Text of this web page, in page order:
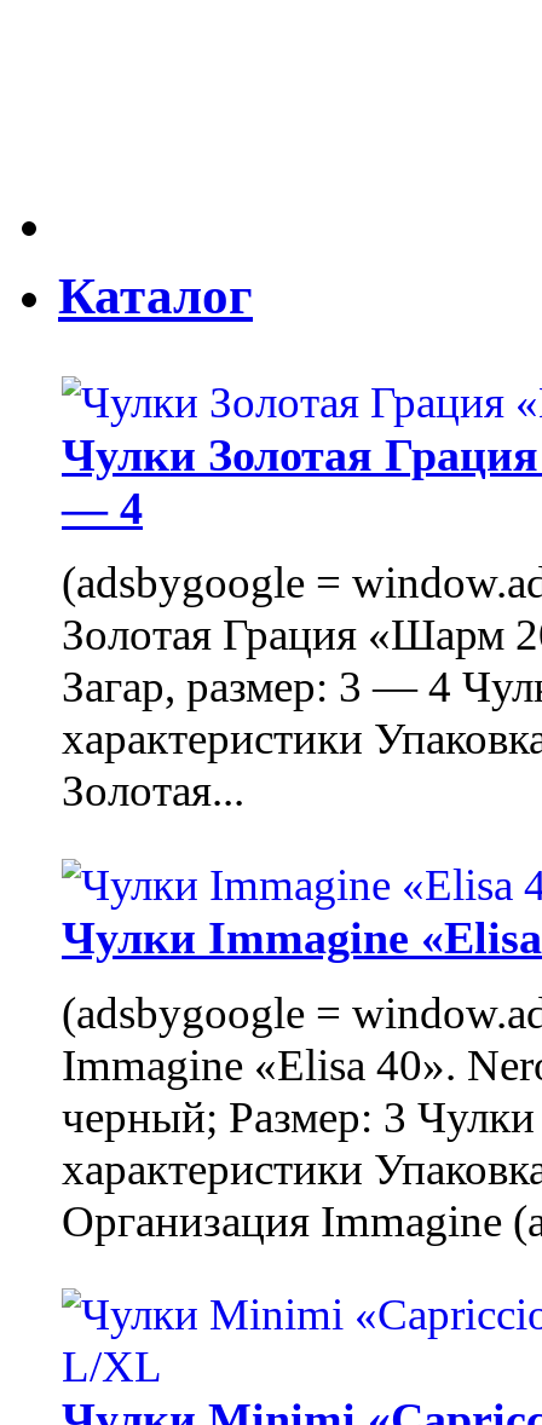
Каталог
Чулки Золотая
— 4
(adsbygoogle =
Золотая Грация «Шарм
Загар, размер: 3 — 4
характеристики
Золотая...
Чулки Immagine
(adsbygoogle =
Immagine «Elisa 40».
черный; Размер: 3
характеристики
Организация Immagine